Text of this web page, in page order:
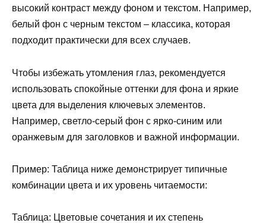
высокий контраст между фоном и текстом. Например,
белый фон с черным текстом – классика, которая
подходит практически для всех случаев.
Чтобы избежать утомления глаз, рекомендуется
использовать спокойные оттенки для фона и яркие
цвета для выделения ключевых элементов.
Например, светло-серый фон с ярко-синим или
оранжевым для заголовков и важной информации.
Пример: Таблица ниже демонстрирует типичные
комбинации цвета и их уровень читаемости:
Таблица: Цветовые сочетания и их степень